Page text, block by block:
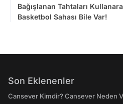
Bağışlanan Tahtaları
Basketbol Sahası Bile Var!
Son Eklenenler
Cansever Kimdir? Cansever Neden